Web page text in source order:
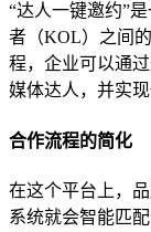
“达人一键邀约”
者（KOL）之间
程，企业可以通
媒体达人，并实现
合作流程的简化
在这个平台上，
系统就会智能匹